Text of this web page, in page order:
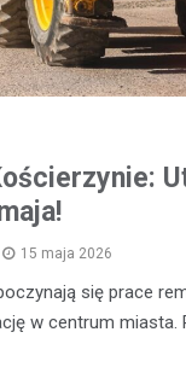
15 maja 2026
się prace
w centrum miasta.